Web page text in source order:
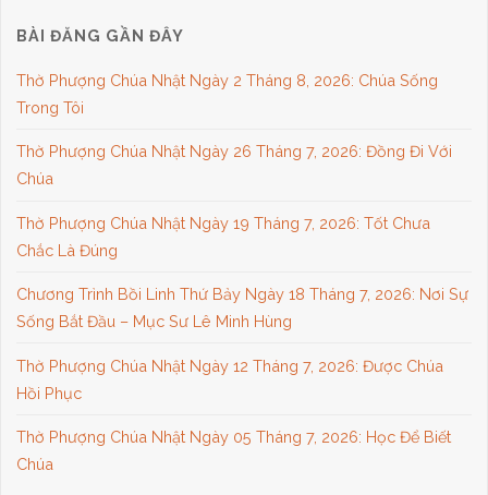
BÀI ĐĂNG GẦN ĐÂY
Thờ Phượng Chúa Nhật Ngày 2 Tháng 8, 2026: Chúa Sống
Trong Tôi
Thờ Phượng Chúa Nhật Ngày 26 Tháng 7, 2026: Đồng Đi Với
Chúa
Thờ Phượng Chúa Nhật Ngày 19 Tháng 7, 2026: Tốt Chưa
Chắc Là Đúng
Chương Trình Bồi Linh Thứ Bảy Ngày 18 Tháng 7, 2026: Nơi Sự
Sống Bắt Đầu – Mục Sư Lê Minh Hùng
Thờ Phượng Chúa Nhật Ngày 12 Tháng 7, 2026: Được Chúa
Hồi Phục
Thờ Phượng Chúa Nhật Ngày 05 Tháng 7, 2026: Học Để Biết
Chúa